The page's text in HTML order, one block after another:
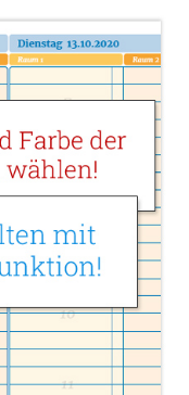
0%
0%
0%
0%